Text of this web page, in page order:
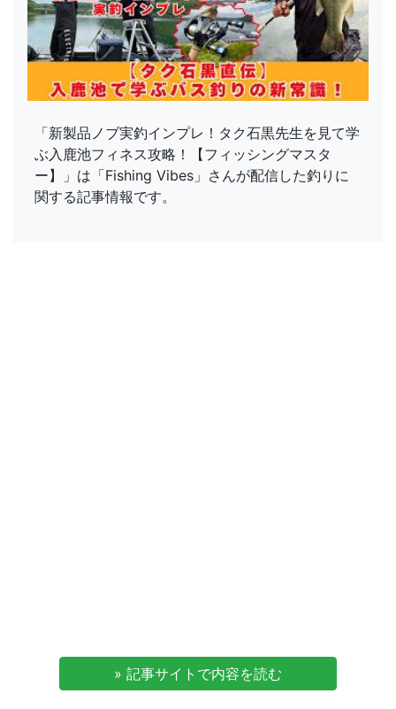
「新製品ノブ実釣インプレ！タク石黒先生を見て学
ぶ入鹿池フィネス攻略！【フィッシングマスタ
ー】」は「Fishing Vibes」さんが配信した釣りに
関する記事情報です。
» 記事サイトで内容を読む